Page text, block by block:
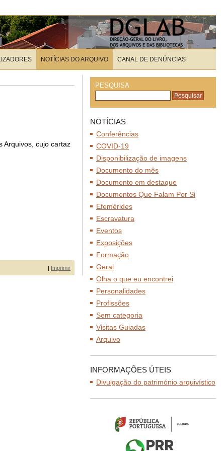
NOTÍCIAS DO ARQUIVO CANAL DE DENÚNCIAS
Arquivos, cujo cartaz
| Imprimir
PESQUISA
NOTÍCIAS
Conferências
COVID-19
Disponibilização de imagens
Documento do mês
Documento em destaque
Documentos Que Falam Por Si
Efemérides
Escravatura
Eventos
Exposições
Formação
Geral
Olha o que eu encontrei
Personalidades
Profissões
Sem categoria
Visitas Guiadas
Arquivo
INFORMAÇÕES ÚTEIS
Divulgação do património arquivístico